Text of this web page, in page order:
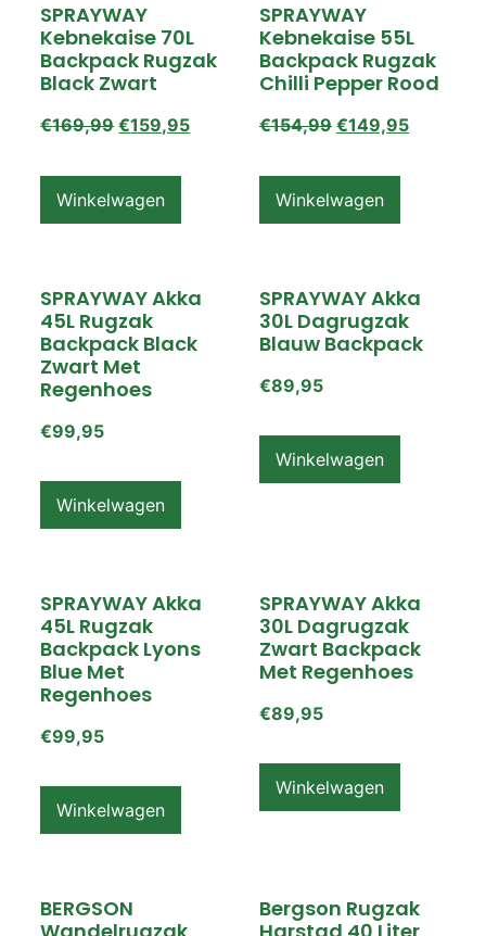
SPRAYWAY
Kebnekaise 70L
Backpack Rugzak
Black Zwart
€169,99 €159,95
Winkelwagen
SPRAYWAY
Kebnekaise 55L
Backpack Rugzak
Chilli Pepper Rood
€154,99 €149,95
Winkelwagen
SPRAYWAY Akka
45L Rugzak
Backpack Black
Zwart Met
Regenhoes
€99,95
Winkelwagen
SPRAYWAY Akka
30L Dagrugzak
Blauw Backpack
€89,95
Winkelwagen
SPRAYWAY Akka
45L Rugzak
Backpack Lyons
Blue Met
Regenhoes
€99,95
Winkelwagen
SPRAYWAY Akka
30L Dagrugzak
Zwart Backpack
Met Regenhoes
€89,95
Winkelwagen
BERGSON
Bergson Rugzak